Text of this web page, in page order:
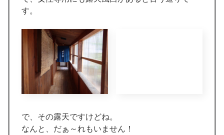
す。
で、その露天ですけどね。
なんと、だぁ～れもいません！